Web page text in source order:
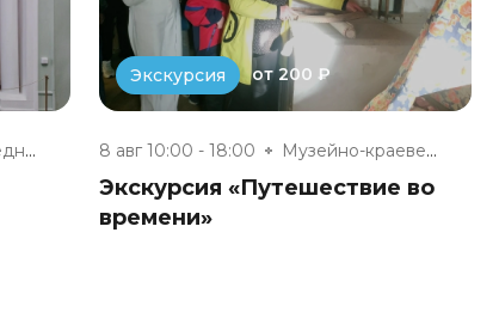
Музей-заповедник «Полотняный З...
Экскурсия от 200 ₽
8 авг 10:00 - 18:00 Музейно-краеведческий центр «Д...
Экскурсия «Путешествие во
времени»